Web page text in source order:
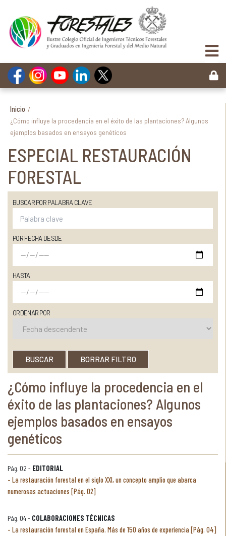
Inicio /
¿Cómo influye la procedencia en el éxito de las plantaciones? Algunos
ejemplos basados en ensayos genéticos
ESPECIAL RESTAURACIÓN
FORESTAL
BUSCAR POR PALABRA CLAVE
POR FECHA DESDE
HASTA
ORDENAR POR
BUSCAR BORRAR FILTRO
¿Cómo influye la procedencia en el
éxito de las plantaciones? Algunos
ejemplos basados en ensayos
genéticos
Pág. 02 - EDITORIAL
La restauración forestal en el siglo XXI, un concepto amplio que abarca
numerosas actuaciones [Pág. 02]
Pág. 04 - COLABORACIONES TÉCNICAS
La restauración forestal en España. Más de 150 años de experiencia [Pág. 04]